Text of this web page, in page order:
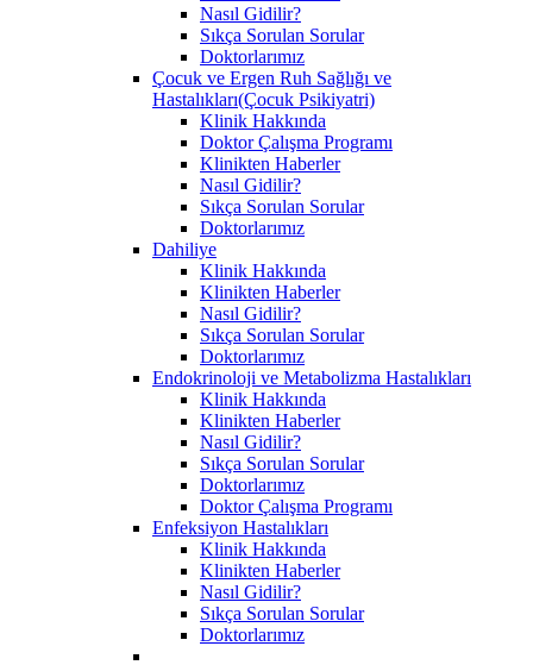
Nasıl Gidilir?
Sıkça Sorulan Sorular
Doktorlarımız
Çocuk ve Ergen Ruh Sağlığı ve
Hastalıkları(Çocuk Psikiyatri)
Klinik Hakkında
Doktor Çalışma Programı
Klinikten Haberler
Nasıl Gidilir?
Sıkça Sorulan Sorular
Doktorlarımız
Dahiliye
Klinik Hakkında
Klinikten Haberler
Nasıl Gidilir?
Sıkça Sorulan Sorular
Doktorlarımız
Endokrinoloji ve Metabolizma Hastalıkları
Klinik Hakkında
Klinikten Haberler
Nasıl Gidilir?
Sıkça Sorulan Sorular
Doktorlarımız
Doktor Çalışma Programı
Enfeksiyon Hastalıkları
Klinik Hakkında
Klinikten Haberler
Nasıl Gidilir?
Sıkça Sorulan Sorular
Doktorlarımız